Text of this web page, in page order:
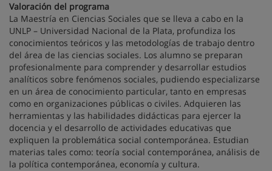
Valoración del programa
La Maestría en Ciencias Sociales que se lleva a cabo en la
UNLP – Universidad Nacional de la Plata, profundiza los
conocimientos teóricos y las metodologías de trabajo dentro
del área de las ciencias sociales. Los alumno se preparan
profesionalmente para comprender y desarrollar estudios
analíticos sobre fenómenos sociales, pudiendo especializarse
en un área de conocimiento particular, tanto en empresas
como en organizaciones públicas o civiles. Adquieren las
herramientas y las habilidades didácticas para ejercer la
docencia y el desarrollo de actividades educativas que
expliquen la problemática social contemporánea. Estudian
materias tales como: teoría social contemporánea, análisis de
la política contemporánea, economía y cultura.